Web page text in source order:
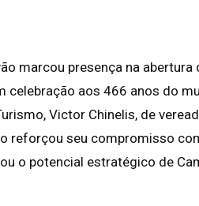
marcou presença na abertura
celebração aos 466 anos do
Victor Chinelis, de
reforçou seu compromisso
o potencial estratégico de